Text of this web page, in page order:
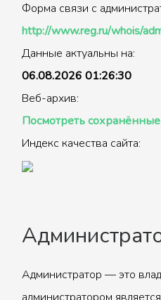
Форма связи с
http://www.reg.ru/whois/
Данные актуальны на:
06.08.2026 01:26:30
Веб-архив:
Посмотреть
Индекс качества сайта:
Администратор — это